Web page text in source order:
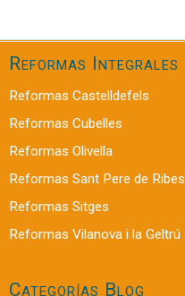
Reformas Integrales
Reformas Castelldefels
Reformas Cubelles
Reformas Olivella
Reformas Sant Pere de Ribes
Reformas Sitges
Reformas Vilanova i la Geltrú
Categorías Blog